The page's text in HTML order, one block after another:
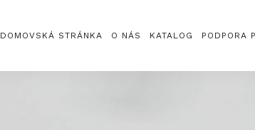
DOMOVSKÁ STRÁNKA O NÁS KATALOG PODPORA